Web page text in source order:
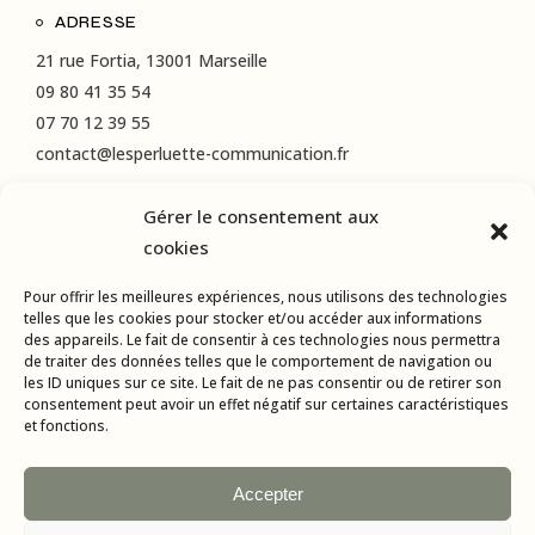
Gérer le consentement aux
cookies
Pour offrir les meilleures expériences, nous utilisons des technologies
telles que les cookies pour stocker et/ou accéder aux informations
des appareils. Le fait de consentir à ces technologies nous permettra
de traiter des données telles que le comportement de navigation ou
les ID uniques sur ce site. Le fait de ne pas consentir ou de retirer son
consentement peut avoir un effet négatif sur certaines caractéristiques
et fonctions.
Accepter
ADRESSE
21 rue Fortia, 13001 Marseille
09 80 41 35 54
07 70 12 39 55
contact@lesperluette-communication.fr
RÉSEAUX SOCIAUX
LinkedIn
Facebook